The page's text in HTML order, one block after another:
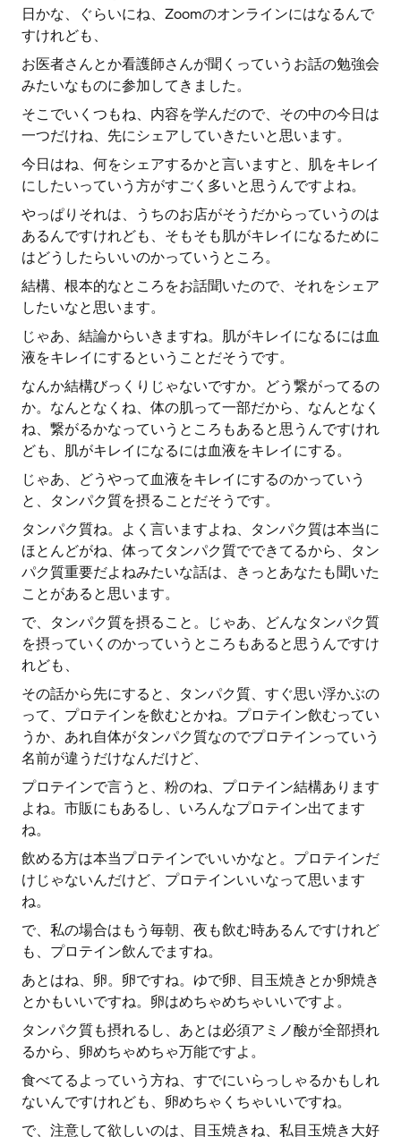
日かな、ぐらいにね、Zoomのオンラインにはなるんで
すけれども、
お医者さんとか看護師さんが聞くっていうお話の勉強会
みたいなものに参加してきました。
そこでいくつもね、内容を学んだので、その中の今日は
一つだけね、先にシェアしていきたいと思います。
今日はね、何をシェアするかと言いますと、肌をキレイ
にしたいっていう方がすごく多いと思うんですよね。
やっぱりそれは、うちのお店がそうだからっていうのは
あるんですけれども、そもそも肌がキレイになるために
はどうしたらいいのかっていうところ。
結構、根本的なところをお話聞いたので、それをシェア
したいなと思います。
じゃあ、結論からいきますね。肌がキレイになるには血
液をキレイにするということだそうです。
なんか結構びっくりじゃないですか。どう繋がってるの
か。なんとなくね、体の肌って一部だから、なんとなく
ね、繋がるかなっていうところもあると思うんですけれ
ども、肌がキレイになるには血液をキレイにする。
じゃあ、どうやって血液をキレイにするのかっていう
と、タンパク質を摂ることだそうです。
タンパク質ね。よく言いますよね、タンパク質は本当に
ほとんどがね、体ってタンパク質でできてるから、タン
パク質重要だよねみたいな話は、きっとあなたも聞いた
ことがあると思います。
で、タンパク質を摂ること。じゃあ、どんなタンパク質
を摂っていくのかっていうところもあると思うんですけ
れども、
その話から先にすると、タンパク質、すぐ思い浮かぶの
って、プロテインを飲むとかね。プロテイン飲むってい
うか、あれ自体がタンパク質なのでプロテインっていう
名前が違うだけなんだけど、
プロテインで言うと、粉のね、プロテイン結構あります
よね。市販にもあるし、いろんなプロテイン出てます
ね。
飲める方は本当プロテインでいいかなと。プロテインだ
けじゃないんだけど、プロテインいいなって思います
ね。
で、私の場合はもう毎朝、夜も飲む時あるんですけれど
も、プロテイン飲んでますね。
あとはね、卵。卵ですね。ゆで卵、目玉焼きとか卵焼き
とかもいいですね。卵はめちゃめちゃいいですよ。
タンパク質も摂れるし、あとは必須アミノ酸が全部摂れ
るから、卵めちゃめちゃ万能ですよ。
食べてるよっていう方ね、すでにいらっしゃるかもしれ
ないんですけれども、卵めちゃくちゃいいですね。
で、注意して欲しいのは、目玉焼きね、私目玉焼き大好